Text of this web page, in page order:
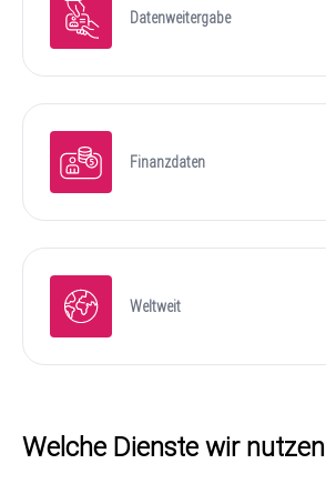
Datenweitergabe
Finanzdaten
Weltweit
Welche Dienste wir nutzen